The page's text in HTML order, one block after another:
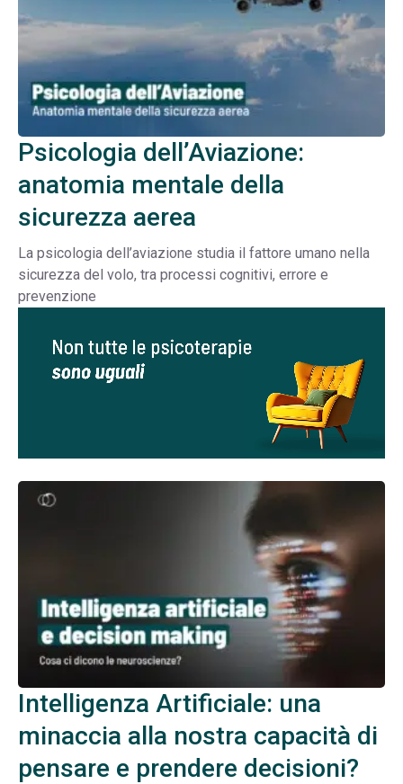
Psicologia dell’Aviazione:
anatomia mentale della
sicurezza aerea
La psicologia dell’aviazione studia il fattore umano nella
sicurezza del volo, tra processi cognitivi, errore e
prevenzione
Intelligenza Artificiale: una
minaccia alla nostra capacità di
pensare e prendere decisioni?